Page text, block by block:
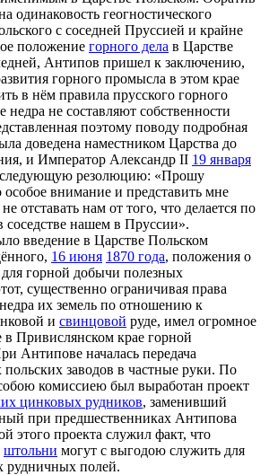
одинаковость геогностического
с соседней Пруссией и крайне
положение горного дела в Царстве
Антипов пришел к заключению,
горного промысла в этом крае
в нём правила прусского горного
недра не составляют собственности
поэтому поводу подробная
доведена наместником Царства до
и Император Александр II 19 января
резолюцию: «Прошу
особое внимание и представить мне
отставать нам от того, что делается по
соседстве нашем в Пруссии».
введение в Царстве Польском
16 июня 1870 года, положения о
для горной добычи полезных
существенно ограничивая права
их земель по отношению к
и свинцовой руде, имел огромное
в Привислянском крае горной
Антипове началась передача
заводов в частные руки. По
комиссиею был выработан проект
цинковых рудников, заменивший
при предшественниках Антипова
этого проекта служил факт, что
штольни могут с выгодою служить для
рудничных полей.